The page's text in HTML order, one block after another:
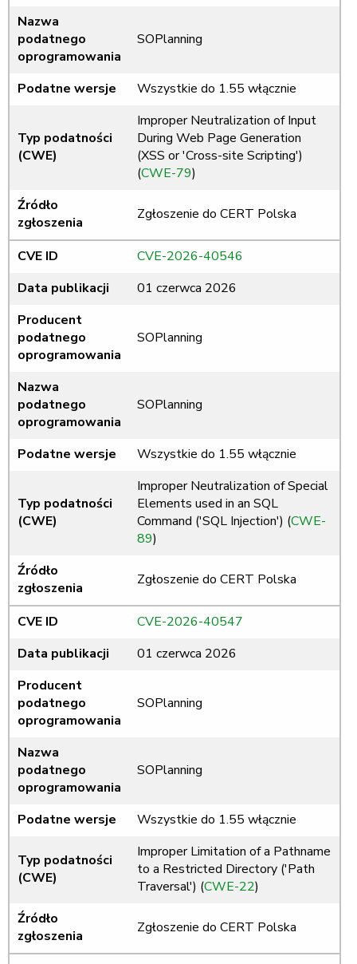
Nazwa
podatnego
oprogramowania
SOPlanning
Podatne wersje Wszystkie do 1.55 włącznie
Typ podatności
(CWE)
Improper Neutralization of Input
During Web Page Generation
(XSS or 'Cross-site Scripting')
(CWE-79)
Źródło
zgłoszenia
Zgłoszenie do CERT Polska
CVE ID
CVE-2026-40546
Data publikacji
01 czerwca 2026
Producent
podatnego
oprogramowania
SOPlanning
Nazwa
podatnego
oprogramowania
SOPlanning
Podatne wersje Wszystkie do 1.55 włącznie
Typ podatności
(CWE)
Improper Neutralization of Special
Elements used in an SQL
Command ('SQL Injection') (CWE-
89)
Źródło
zgłoszenia
Zgłoszenie do CERT Polska
CVE ID
CVE-2026-40547
Data publikacji
01 czerwca 2026
Producent
podatnego
oprogramowania
SOPlanning
Nazwa
podatnego
oprogramowania
SOPlanning
Podatne wersje Wszystkie do 1.55 włącznie
Typ podatności
(CWE)
Improper Limitation of a Pathname
to a Restricted Directory ('Path
Traversal') (CWE-22)
Źródło
zgłoszenia
Zgłoszenie do CERT Polska